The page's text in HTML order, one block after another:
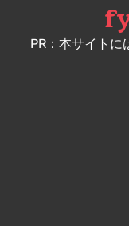
contentPR：本サイトに